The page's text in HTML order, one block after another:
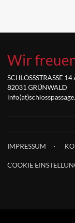
Wir
SCHLOSSSTRASSE 14
82031 GRÜNWALD
IMPRESSUM
COOKIE